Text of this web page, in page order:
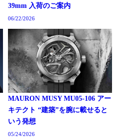
39mm 入荷のご案内
06/22/2026
MAURON MUSY MU05-106 アー
キテクト “建築”を腕に載せると
いう発想
05/24/2026